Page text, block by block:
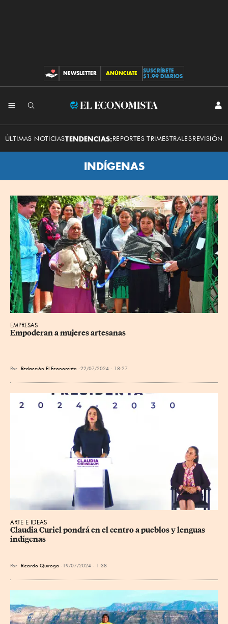
CONTRIBUCIONES
NEWSLETTER ANÚNCIATE
SUSCRÍBETE
$1.99 DIARIOS
El
Economista
ÚLTIMAS NOTICIASTENDENCIAS:REPORTES TRIMESTRALESREVISIÓN
INDÍGENAS
EMPRESAS
Empoderan a mujeres artesanas
Por Redacción El Economista 22/07/2024 - 18:27
ARTE E IDEAS
Claudia Curiel pondrá en el centro a pueblos y lenguas
indígenas
Por Ricardo Quiroga 19/07/2024 - 1:38